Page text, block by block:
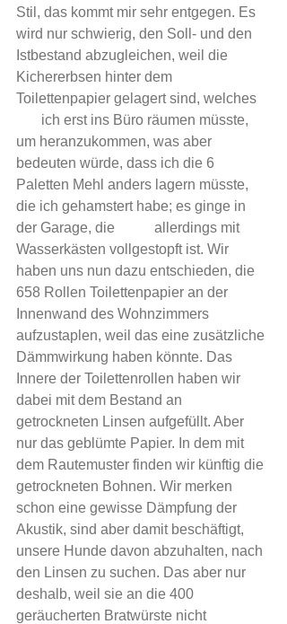
Stil, das kommt mir sehr entgegen. Es
wird nur schwierig, den Soll- und den
Istbestand abzugleichen, weil die
Kichererbsen hinter dem
Toilettenpapier gelagert sind, welches
       ich erst ins Büro räumen müsste,
um heranzukommen, was aber
bedeuten würde, dass ich die 6
Paletten Mehl anders lagern müsste,
die ich gehamstert habe; es ginge in
der Garage, die           allerdings mit
Wasserkästen vollgestopft ist. Wir
haben uns nun dazu entschieden, die
658 Rollen Toilettenpapier an der
Innenwand des Wohnzimmers
aufzustaplen, weil das eine zusätzliche
Dämmwirkung haben könnte. Das
Innere der Toilettenrollen haben wir
dabei mit dem Bestand an
getrockneten Linsen aufgefüllt. Aber
nur das geblümte Papier. In dem mit
dem Rautemuster finden wir künftig die
getrockneten Bohnen. Wir merken
schon eine gewisse Dämpfung der
Akustik, sind aber damit beschäftigt,
unsere Hunde davon abzuhalten, nach
den Linsen zu suchen. Das aber nur
deshalb, weil sie an die 400
geräucherten Bratwürste nicht